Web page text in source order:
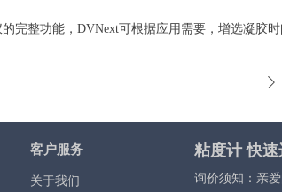
完整功能，DVNext可根据应用需要，增选凝胶时
ꄲ
粘度计 快
询价须知：亲
关于我们
客户服务